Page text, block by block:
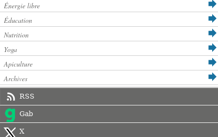
Énergie libre
Éducation
Nutrition
Yoga
Apiculture
Archives
RSS
Gab
X